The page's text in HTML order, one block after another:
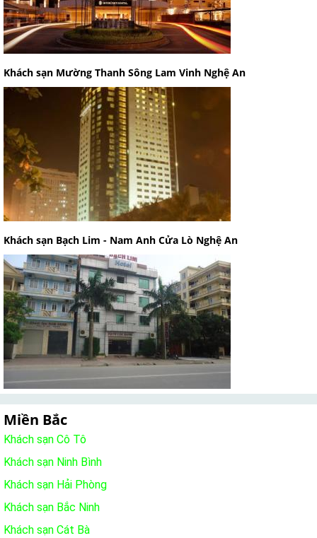
Khách sạn Mường Thanh Sông Lam Vinh Nghệ An
Khách sạn Bạch Lim - Nam Anh Cửa Lò Nghệ An
Miền Bắc
Khách sạn Cô Tô
Khách sạn Ninh Bình
Khách sạn Hải Phòng
Khách sạn Bắc Ninh
Khách sạn Cát Bà